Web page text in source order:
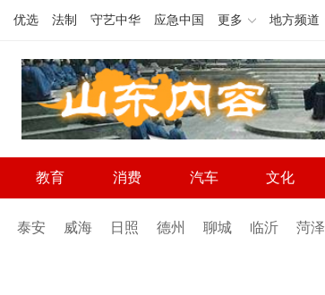
优选 法制 守艺中华 应急中国 更多 地方频道
教育 消费 汽车 文化
泰安 威海 日照 德州 聊城 临沂 菏泽